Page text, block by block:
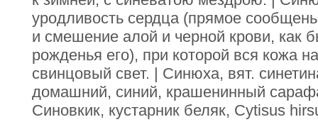
уродливость сердца (прямое
и смешение алой и черной крови, как
рожденья его), при которой вся кожа
свинцовый свет. | Синюха, вят.
домашний, синий, крашенинный
Синовкик, кустарник беляк, Cytisus